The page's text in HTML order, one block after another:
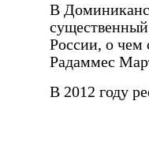
В
существенный
России, о чем
Радаммес
В 2012 году